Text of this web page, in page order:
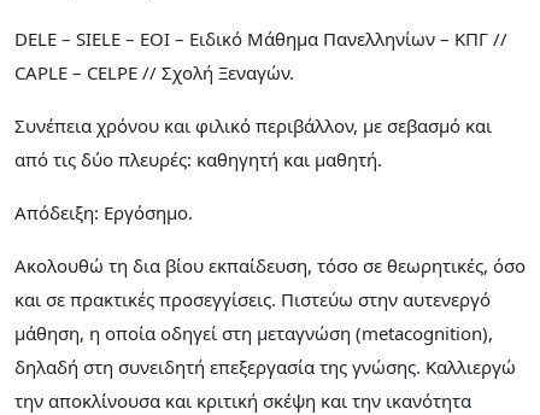
DELE – SIELE – EOI – Ειδικό Μάθημα Πανελληνίων – ΚΠΓ //
CAPLE – CELPE // Σχολή Ξεναγών.
Συνέπεια χρόνου και φιλικό περιβάλλον, με σεβασμό και
από τις δύο πλευρές: καθηγητή και μαθητή.
Απόδειξη: Εργόσημο.
Ακολουθώ τη δια βίου εκπαίδευση, τόσο σε θεωρητικές, όσο
και σε πρακτικές προσεγγίσεις. Πιστεύω στην αυτενεργό
μάθηση, η οποία οδηγεί στη μεταγνώση (metacognition),
δηλαδή στη συνειδητή επεξεργασία της γνώσης. Καλλιεργώ
την αποκλίνουσα και κριτική σκέψη και την ικανότητα